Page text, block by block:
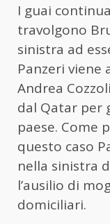
I guai
travolgono
sinistra ad
Panzeri
Andrea
dal Qatar per
paese. Come
questo caso
nella sinistra
l’ausilio di
domiciliari.